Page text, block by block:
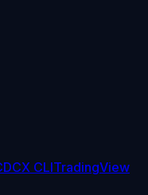
CLITradingView